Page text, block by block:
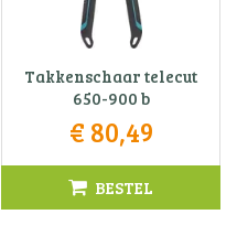
Takkenschaar telecut
650-900 b
€ 80,49
BESTEL